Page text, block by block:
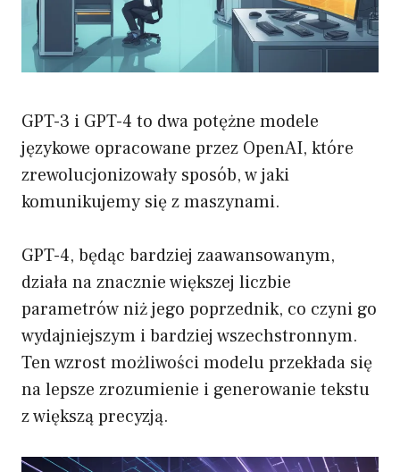
GPT-3 i GPT-4 to dwa potężne modele
językowe opracowane przez OpenAI, które
zrewolucjonizowały sposób, w jaki
komunikujemy się z maszynami.
GPT-4, będąc bardziej zaawansowanym,
działa na znacznie większej liczbie
parametrów niż jego poprzednik, co czyni go
wydajniejszym i bardziej wszechstronnym.
Ten wzrost możliwości modelu przekłada się
na lepsze zrozumienie i generowanie tekstu
z większą precyzją.